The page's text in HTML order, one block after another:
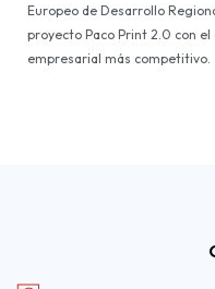
Europeo de Desarrollo
proyecto Paco Print 2.0 con
empresarial más competitivo.